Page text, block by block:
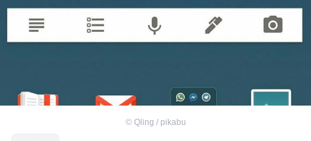
© Qling / pikabu